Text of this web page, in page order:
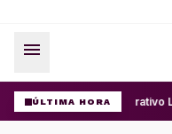
menu
ÚLTIMA HORAOperativo